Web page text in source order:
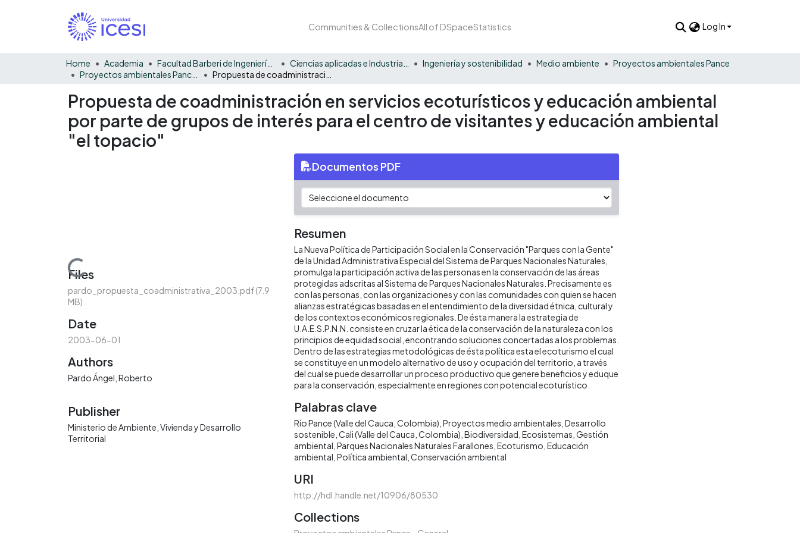
Communities & CollectionsAll of DSpaceStatistics Log In
Home Academia Facultad Barberi de Ingeniería, Diseño y Ciencias Aplicadas Ingeniería y sostenibilidad Medio ambiente
Proyectos ambientales Pance
Propuesta de coadministración en servicios ecoturísticos y educación ambiental
por parte de grupos de interés para el centro de visitantes y educación ambiental
"el topacio"
Loading...
Files
pardo_propuesta_coadministrativa_2003.pdf(7.9
MB)
Date
2003-06-01
Authors
Pardo Ángel, Roberto
Publisher
Ministerio de Ambiente, Vivienda y Desarrollo
Territorial
Documentos PDF
Resumen
La Nueva Política de Participación Social en la Conservación "Parques con la Gente"
de la Unidad Administrativa Especial del Sistema de Parques Nacionales Naturales,
promulga la participación activa de las personas en la conservación de las áreas
protegidas adscritas al Sistema de Parques Nacionales Naturales. Precisamente es
con las personas, con las organizaciones y con las comunidades con quien se hacen
alianzas estratégicas basadas en el entendimiento de la diversidad étnica, cultural y
de los contextos económicos regionales. De ésta manera la estrategia de
U.A.E.S.P.N.N. consiste en cruzar la ética de la conservación de la naturaleza con los
principios de equidad social, encontrando soluciones concertadas a los problemas.
Dentro de las estrategias metodológicas de ésta política esta el ecoturismo el cual
se constituye en un modelo alternativo de uso y ocupación del territorio, a través
del cual se puede desarrollar un proceso productivo que genere beneficios y eduque
para la conservación, especialmente en regiones con potencial ecoturístico.
Palabras clave
Río Pance (Valle del Cauca, Colombia) Proyectos medio ambientales Desarrollo
sostenible Cali (Valle del Cauca, Colombia) Biodiversidad Ecosistemas Gestión
ambiental Parques Nacionales Naturales Farallones Ecoturismo Educación
ambiental Política ambiental Conservación ambiental
URI
http://hdl.handle.net/10906/80530
Collections